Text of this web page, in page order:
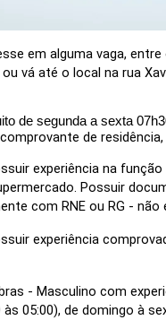
em alguma vaga,
vá até o local na rua
de segunda a sexta
de
experiência na
Possuir
com RNE ou RG -
experiência
- Masculino com
às 05:00), de domingo à